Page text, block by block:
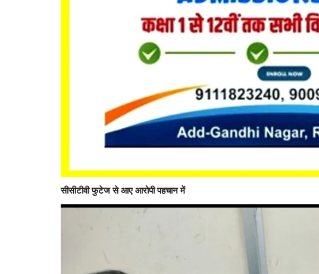
सीसीटीवी फुटेज से आए आरोपी पहचान में
सामाजिक सरोकार : सर्वपितृ अमावस्या पर निशुल्क
सामूहिक श्राद्धकर्म...
Hemant Bhatt Sep 7, 2025 0 136